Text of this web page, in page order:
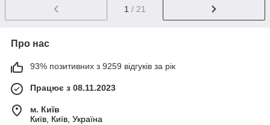
1 / 21
Про нас
93% позитивних з 9259 відгуків за рік
Працює з 08.11.2023
м. Київ
Київ, Київ, Україна